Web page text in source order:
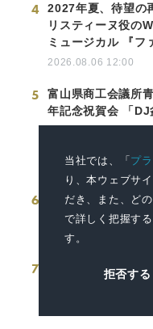
当社では、「プ
り、本ウェブサ
だき、また、ど
で詳しく把握す
す。
拒否する
4
2027年夏、待望の
リスティーヌ役の
ミュージカル 『フ
2026.08.06 12:00
5
富山県商工会議所
年記念祝賀会 「
6
NOK、川崎フロン
トナーを3年連続で
2026.08.05 13:00
7
亀の井ホテル 有
れる秋の宿泊プラ